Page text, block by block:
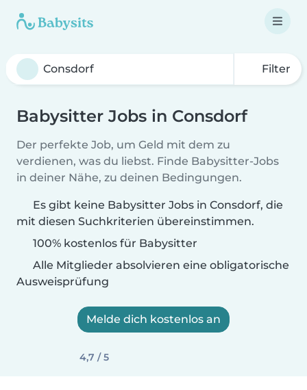
Filter
Babysitter Jobs in Consdorf
Der perfekte Job, um Geld mit dem zu
verdienen, was du liebst. Finde Babysitter-Jobs
in deiner Nähe, zu deinen Bedingungen.
Es gibt keine Babysitter Jobs in Consdorf, die
mit diesen Suchkriterien übereinstimmen.
100% kostenlos für Babysitter
Alle Mitglieder absolvieren eine obligatorische
Ausweisprüfung
Melde dich kostenlos an
4,7 / 5